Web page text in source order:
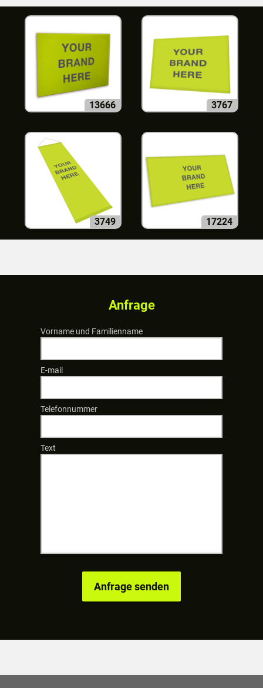
13666 3767
3749 17224
Anfrage
Vorname und Familienname
E-mail
Telefonnummer
Text